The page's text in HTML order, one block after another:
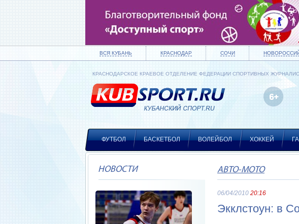
ВСЯ КУБАНЬ КРАСНОДАР СОЧИ
КРАСНОДАРСКОЕ КРАЕВОЕ ОТДЕЛЕНИЕ ФЕДЕРАЦИИ СПОРТИВНЫХ
ФУТБОЛ БАСКЕТБОЛ ВОЛЕЙБОЛ ХОККЕЙ
НОВОСТИ АВТО-МОТО
06/04/2010 20:16
Экклстоун: в